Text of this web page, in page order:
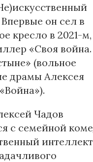
соцсетях и
он сел в
кресло в 2021-м,
«Своя война.
(вольное
драмы Алексея
Чадов
с семейной